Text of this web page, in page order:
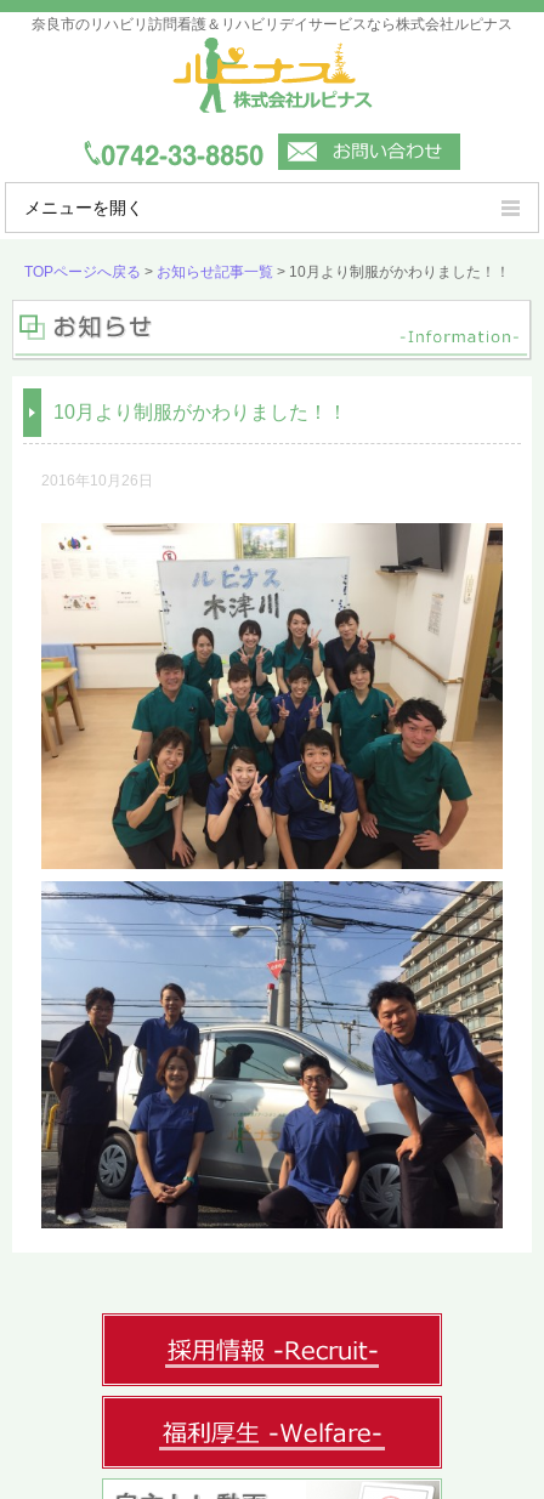
奈良市のリハビリ訪問看護＆リハビリデイサービスなら株式会社ルピナス
メニューを開く
ルピナスの強み
ご利用案内
事業所一覧
会社概要
TOPページへ戻る > お知らせ記事一覧 > 10月より制服がかわりました！！
10月より制服がかわりました！！
2016年10月26日